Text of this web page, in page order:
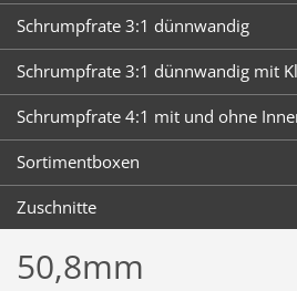
Schrumpfrate 3:1 dünnwandig
Schrumpfrate 3:1 dünnwandig mit
Schrumpfrate 4:1 mit und ohne
Sortimentboxen
Zuschnitte
50,8mm